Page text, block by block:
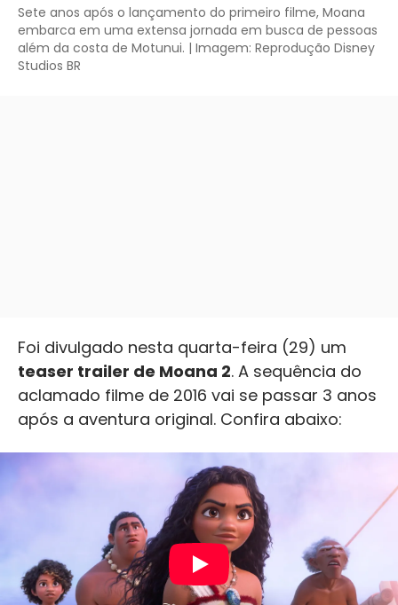
Sete anos após o lançamento do primeiro filme, Moana
embarca em uma extensa jornada em busca de pessoas
além da costa de Motunui. | Imagem: Reprodução Disney
Studios BR
Foi divulgado nesta quarta-feira (29) um
teaser trailer de Moana 2. A sequência do
aclamado filme de 2016 vai se passar 3 anos
após a aventura original. Confira abaixo: